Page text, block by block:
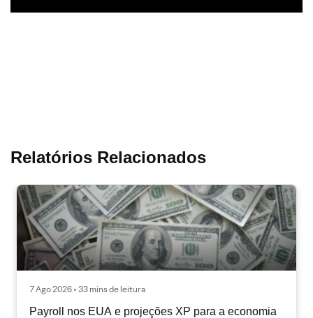
Relatórios Relacionados
7 Ago 2026 • 33 mins de leitura
Payroll nos EUA e projeções XP para a economia